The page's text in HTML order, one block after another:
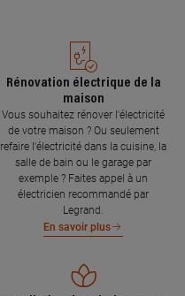
Rénovation électrique de la
maison
Vous souhaitez rénover l'électricité
de votre maison ? Ou seulement
refaire l'électricité dans la cuisine, la
salle de bain ou le garage par
exemple ? Faites appel à un
électricien recommandé par
Legrand.
En savoir plus